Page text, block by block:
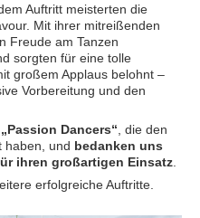
Auftritt meisterten die
Mit ihrer mitreißenden
Freude am Tanzen
sorgten für eine tolle
großem Applaus belohnt –
Vorbereitung und den
Dancers“ , die den
haben, und bedanken uns
ihren großartigen Einsatz
erfolgreiche Auftritte.